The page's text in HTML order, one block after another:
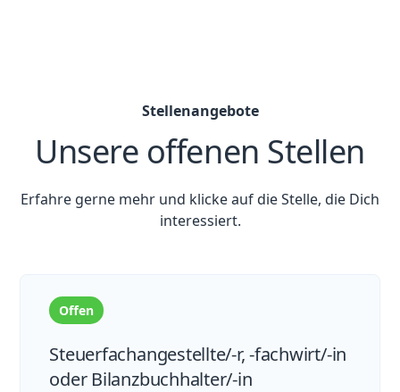
Stellenangebote
Unsere offenen Stellen
Erfahre gerne mehr und klicke auf die Stelle, die Dich
interessiert.
Offen
Steuerfachangestellte/-r, -fachwirt/-in
oder Bilanzbuchhalter/-in